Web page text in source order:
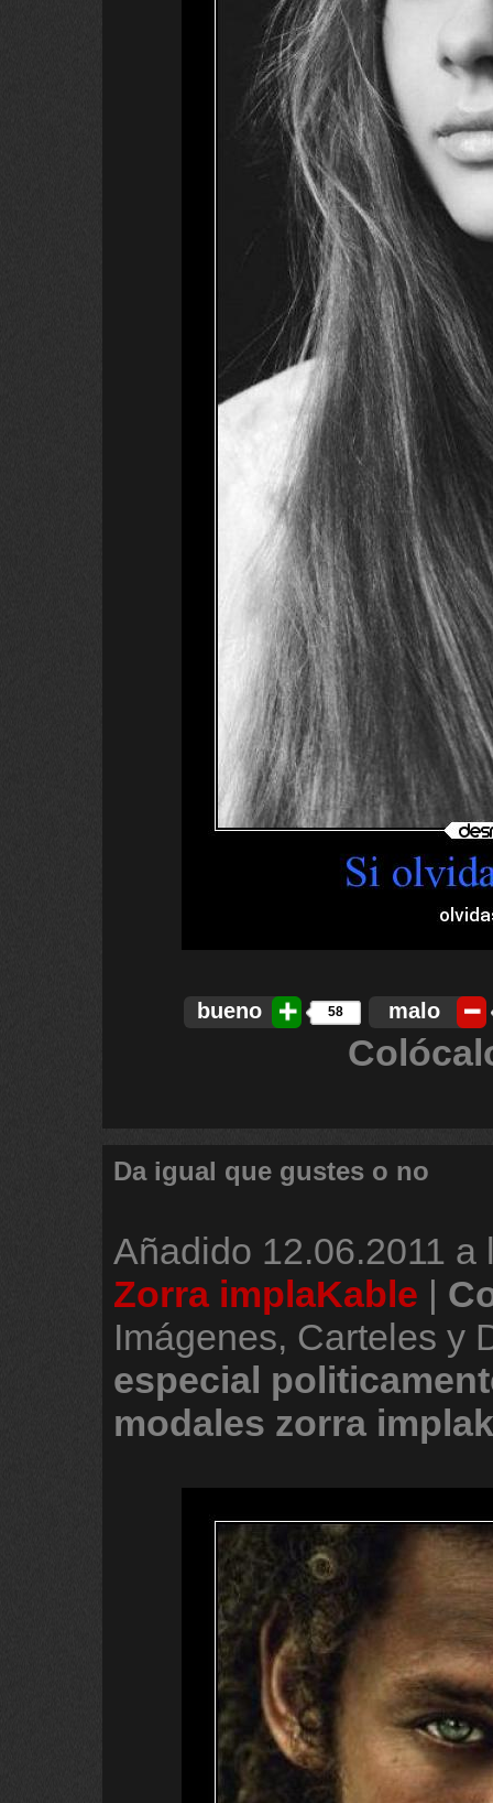
bueno 58 malo
Da igual que gustes o no
Añadido 12.06.2011 a
Zorra implaKable |
Imágenes, Carteles y
especial
modales zorra